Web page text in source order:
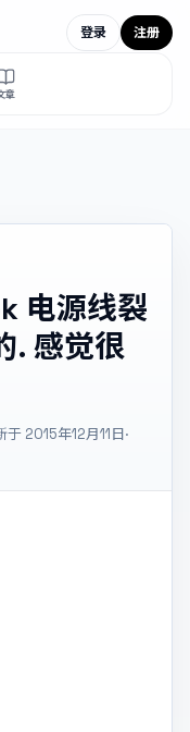
章
登录 注册
电源线裂
. 感觉很
于 2015年12月11日·